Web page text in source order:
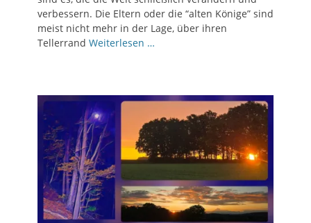
verbessern. Die Eltern oder die “alten Könige” sind
meist nicht mehr in der Lage, über ihren
Tellerrand Weiterlesen …